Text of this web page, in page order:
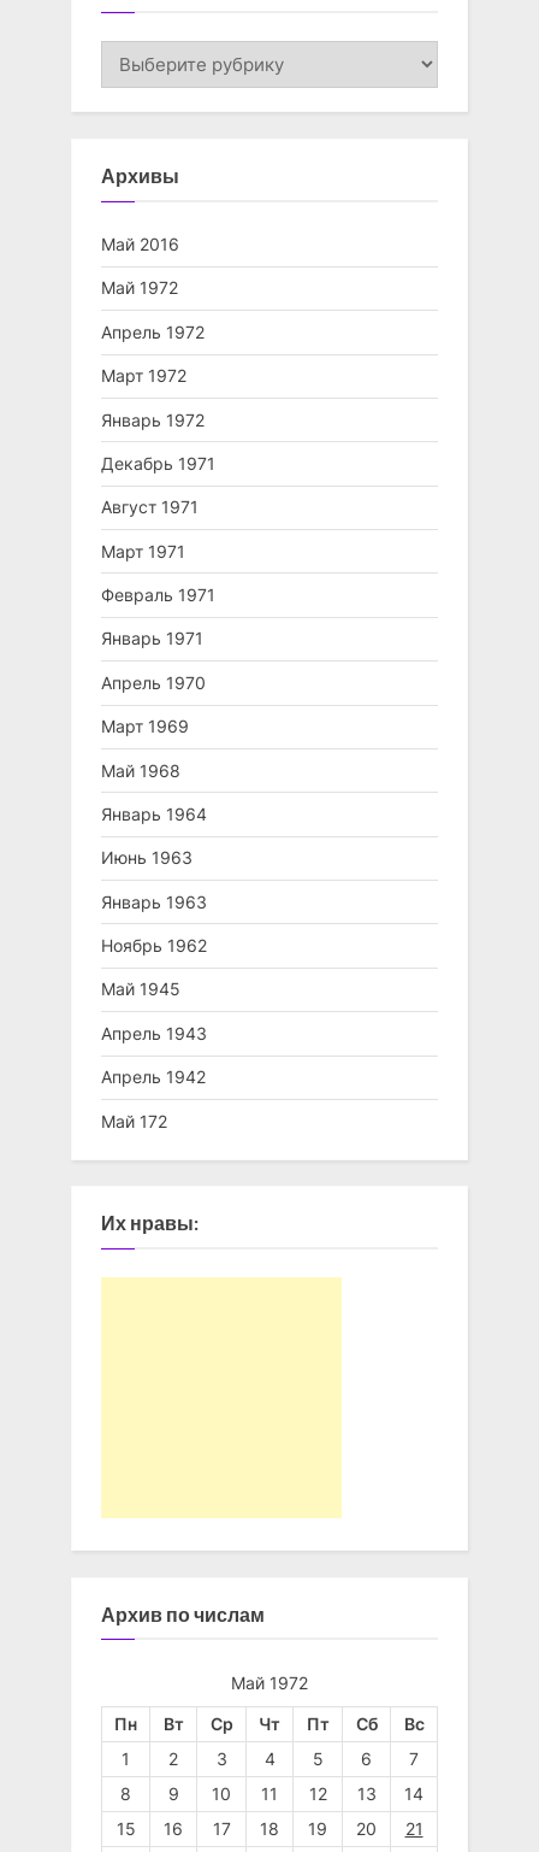
Разделы
Архивы
Май 2016
Май 1972
Апрель 1972
Март 1972
Январь 1972
Декабрь 1971
Август 1971
Март 1971
Февраль 1971
Январь 1971
Апрель 1970
Март 1969
Май 1968
Январь 1964
Июнь 1963
Январь 1963
Ноябрь 1962
Май 1945
Апрель 1943
Апрель 1942
Май 172
Их нравы:
Архив по числам
Май 1972
Пн Вт Ср Чт Пт Сб
Вс
1
2 3 4 5 6
7
8
9 10 11 12 13
14
15
16 17 18 19 20 21